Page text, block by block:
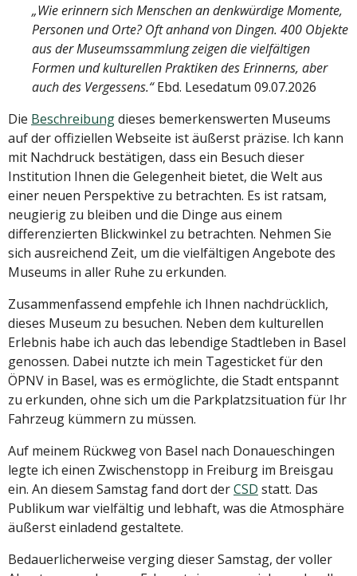
„Wie erinnern sich Menschen an denkwürdige Momente,
Personen und Orte? Oft anhand von Dingen. 400 Objekte
aus der Museumssammlung zeigen die vielfältigen
Formen und kulturellen Praktiken des Erinnerns, aber
auch des Vergessens.“Ebd. Lesedatum 09.07.2026
Die Beschreibungdieses bemerkenswerten Museums
auf der offiziellen Webseite ist äußerst präzise. Ich kann
mit Nachdruck bestätigen, dass ein Besuch dieser
Institution Ihnen die Gelegenheit bietet, die Welt aus
einer neuen Perspektive zu betrachten. Es ist ratsam,
neugierig zu bleiben und die Dinge aus einem
differenzierten Blickwinkel zu betrachten. Nehmen Sie
sich ausreichend Zeit, um die vielfältigen Angebote des
Museums in aller Ruhe zu erkunden.
Zusammenfassend empfehle ich Ihnen nachdrücklich,
dieses Museum zu besuchen. Neben dem kulturellen
Erlebnis habe ich auch das lebendige Stadtleben in Basel
genossen. Dabei nutzte ich mein Tagesticket für den
ÖPNV in Basel, was es ermöglichte, die Stadt entspannt
zu erkunden, ohne sich um die Parkplatzsituation für Ihr
Fahrzeug kümmern zu müssen.
Auf meinem Rückweg von Basel nach Donaueschingen
legte ich einen Zwischenstopp in Freiburg im Breisgau
ein. An diesem Samstag fand dort derCSD statt. Das
Publikum war vielfältig und lebhaft, was die Atmosphäre
äußerst einladend gestaltete.
Bedauerlicherweise verging dieser Samstag, der voller